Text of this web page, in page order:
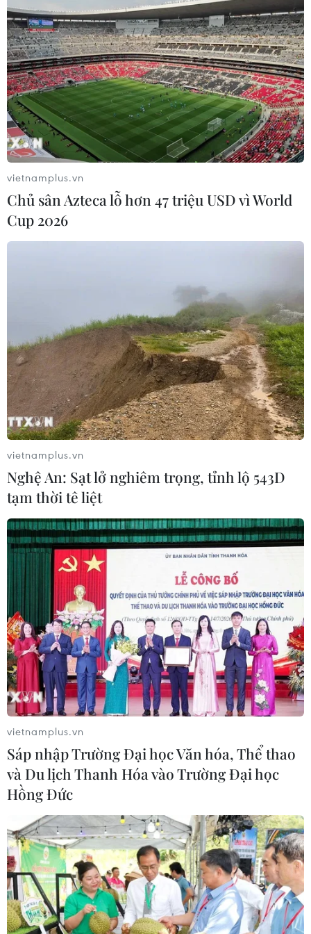
TIN CÙNG CHUYÊN MỤC
Hà Nội kiên quyết xử lý vi phạm tại
hồ Đồng Đò
08/08/2026 03:29
vietnamplus.vn
Chủ sân Azteca lỗ hơn 47 triệu USD vì World
Cup 2026
vietnamplus.vn
Nghệ An: Sạt lở nghiêm trọng, tỉnh lộ 543D
tạm thời tê liệt
vietnamplus.vn
Sáp nhập Trường Đại học Văn hóa, Thể thao
và Du lịch Thanh Hóa vào Trường Đại học
Hồng Đức